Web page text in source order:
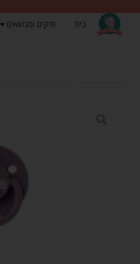
בית תיקים ומנשאים